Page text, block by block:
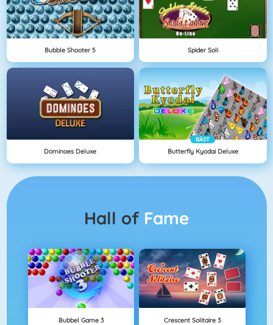
Bubble Shooter 5 Spider Soli
Dominoes Deluxe
BÄST
Butterfly Kyodai Deluxe
Hall of Fame
Bubbel Game 3 Crescent Solitaire 3